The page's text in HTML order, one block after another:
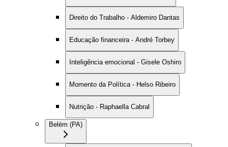
Direito do Trabalho - Aldemiro Dantas
Educação financeira - André Torbey
Inteligência emocional - Gisele Oshiro
Momento da Política - Helso Ribeiro
Nutrição - Raphaella Cabral
Belém (PA)